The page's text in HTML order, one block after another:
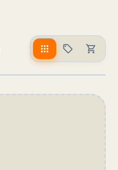
apps sell shopping_cart